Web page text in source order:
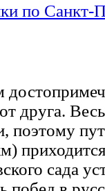
по Санкт-
друга.
поэтому
сада